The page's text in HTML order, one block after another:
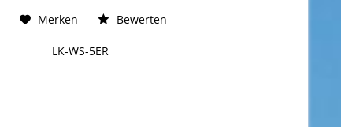
Merken Bewerten
LK-WS-5ER